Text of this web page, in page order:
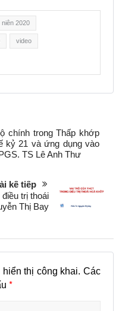
2020
video
chính trong Thấp khớp
kỷ 21 và ứng dụng vào
TS Lê Anh Thư
kế tiếp
trị thoái
Thị Bay
thị công khai. Các
*